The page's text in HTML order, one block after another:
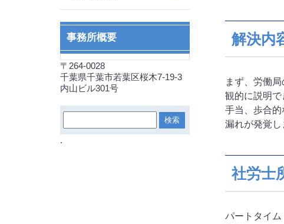
解決内
まず、労働
観的に説明
手当、歩合
漏れが発覚し
社労士
パートタイ
事務所概要
〒264-0028
千葉県千葉市若葉区桜木7-19-3
内山ビル301号
.